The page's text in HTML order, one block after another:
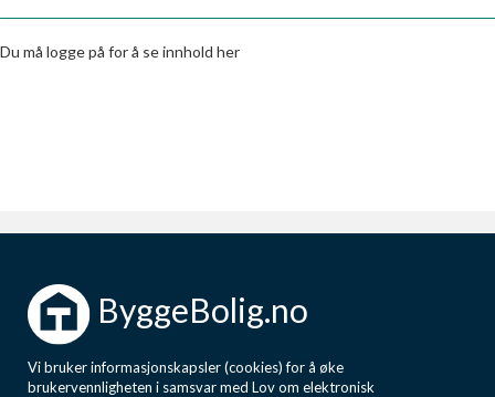
Boligmappa+
Få mer ut av Boligmappa
Du må logge på for å se innhold her
ByggeBolig.no
Vi bruker informasjonskapsler (cookies) for å øke
brukervennligheten i samsvar med Lov om elektronisk